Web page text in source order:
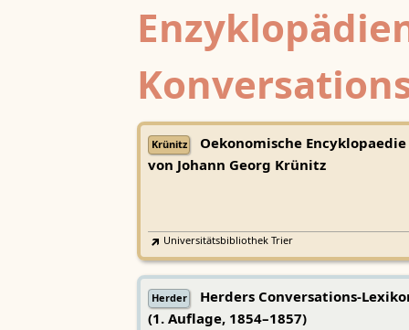
Krünitz
Oekonomische Encyklopaedie
von Johann Georg Krünitz
Universitätsbibliothek Trier
Herder
Herders Conversations-
(1. Auflage, 1854–1857)